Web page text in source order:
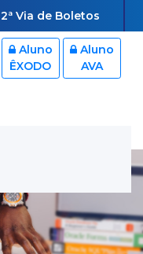
2ª Via de Boletos
Aluno
ÊXODO
Aluno
AVA